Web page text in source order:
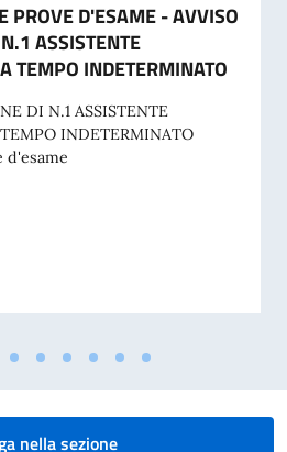
PROVE D'ESAME - AVVISO
ASSISTENTE
TEMPO INDETERMINATO
DI N.1 ASSISTENTE
INDETERMINATO
d'esame
PROVE D'ESAME - AVVISO DI
nella sezione